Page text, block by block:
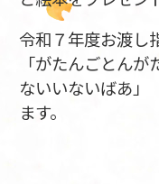
令和７年度お渡し
「がたんごとん
ないいないばあ」
ます。